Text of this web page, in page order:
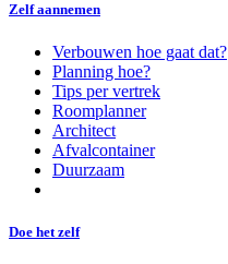
Zelf aannemen
Verbouwen hoe gaat dat?
Planning hoe?
Tips per vertrek
Roomplanner
Architect
Afvalcontainer
Duurzaam
Doe het zelf